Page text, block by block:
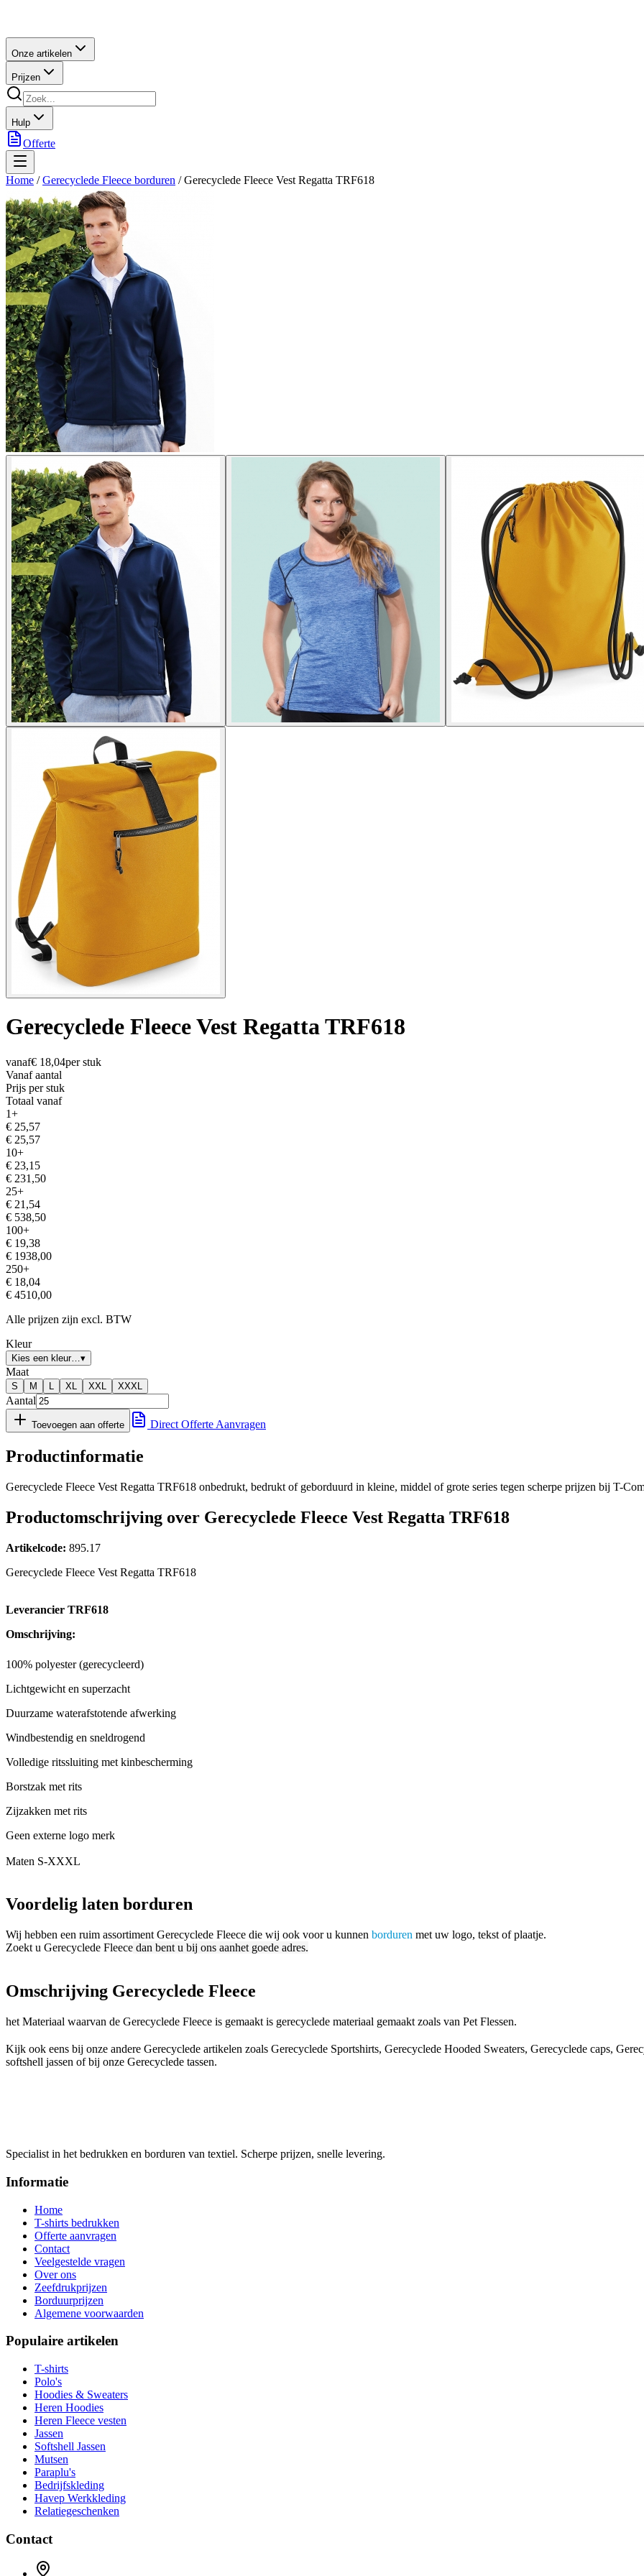
Onze artikelen
Prijzen
Hulp
Offerte
Home / Gerecyclede Fleece borduren /Gerecyclede Fleece Vest Regatta TRF618
Gerecyclede Fleece Vest Regatta TRF618
vanaf€ 18,04per stuk
Vanaf aantal
Prijs per stuk
Totaal vanaf
1+
€ 25,57
€ 25,57
10+
€ 23,15
€ 231,50
25+
€ 21,54
€ 538,50
100+
€ 19,38
€ 1938,00
250+
€ 18,04
€ 4510,00
Alle prijzen zijn excl. BTW
Kleur
Kies een kleur… ▾
Maat
S M XL XXL XXXL
Aantal
Toevoegen aan offerte Direct Offerte Aanvragen
Productinformatie
Gerecyclede Fleece Vest Regatta TRF618 onbedrukt, bedrukt of geborduurd in kleine, middel of grote series tegen scherpe prijzen bij T-
Productomschrijving over Gerecyclede Fleece Vest Regatta TRF618
Artikelcode: 895.17
Gerecyclede Fleece Vest Regatta TRF618
Leverancier TRF618
Omschrijving:
100% polyester (gerecycleerd)
Lichtgewicht en superzacht
Duurzame waterafstotende afwerking
Windbestendig en sneldrogend
Volledige ritssluiting met kinbescherming
Borstzak met rits
Zijzakken met rits
Geen externe logo merk
Maten S-XXXL
Voordelig laten borduren
Wij hebben een ruim assortiment Gerecyclede Fleece die wij ook voor u kunnen borduren met uw logo, tekst of plaatje.
Zoekt u Gerecyclede Fleece dan bent u bij ons aanhet goede adres.
Omschrijving Gerecyclede Fleece
het Materiaal waarvan de Gerecyclede Fleece is gemaakt is gerecyclede materiaal gemaakt zoals van Pet Flessen.
Kijk ook eens bij onze andere Gerecyclede artikelen zoals Gerecyclede Sportshirts, Gerecyclede Hooded Sweaters, Gerecyclede caps,
softshell jassen of bij onze Gerecyclede tassen.
Specialist in het bedrukken en borduren van textiel. Scherpe prijzen, snelle levering.
Informatie
Home
T-shirts bedrukken
Offerte aanvragen
Contact
Veelgestelde vragen
Over ons
Zeefdrukprijzen
Borduurprijzen
Algemene voorwaarden
Populaire artikelen
T-shirts
Polo's
Hoodies & Sweaters
Heren Hoodies
Heren Fleece vesten
Jassen
Softshell Jassen
Mutsen
Paraplu's
Bedrijfskleding
Havep Werkkleding
Relatiegeschenken
Contact